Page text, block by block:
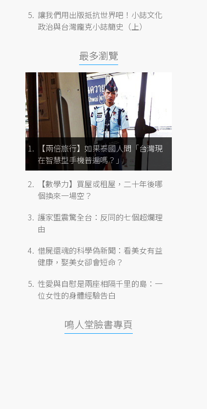
讓我們用出版抵抗世界吧！小誌文化
政治與台灣龐克小誌簡史（上）
最多瀏覽
【兩倍旅行】如果泰國人問「台灣現
在智慧型手機普遍嗎？」
【數學力】買屋或租屋，二十年後哪
個換來一場空？
護家盟震驚全台：反同的七個超爛理
由
借屍還魂的科學偽新聞：看美女有益
健康，娶美女卻會短命？
性愛與自慰是兩座相隔千里的島：一
位女性的身體經驗告白
鳴人堂臉書專頁